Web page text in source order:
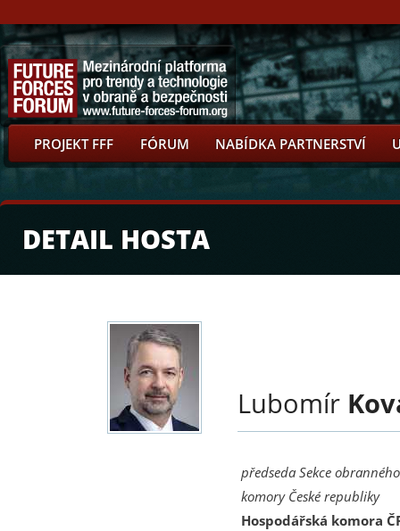
PROJEKT FFF FÓRUM NABÍDKA PARTNERSTVÍ
DETAIL HOSTA
Lubomír
předseda Sekce
komory České republiky
Hospodářská komora